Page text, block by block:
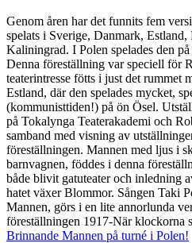
Genom åren har det funnits fem
spelats i Sverige, Danmark,
Kaliningrad. I Polen spelades den
Denna föreställning var speciell för
teaterintresse fötts i just det rummet
Estland, där den spelades mycket,
(kommunisttiden!) på ön Ösel.
på Tokalynga Teaterakademi och
samband med visning av
föreställningen. Mannen med ljus i
barnvagnen, föddes i denna
både blivit gatuteater och inledning
hatet växer Blommor. Sången Taki
Mannen, görs i en lite annorlunda
föreställningen 1917-När klockorna
Brinnande Mannen på turné i Polen!